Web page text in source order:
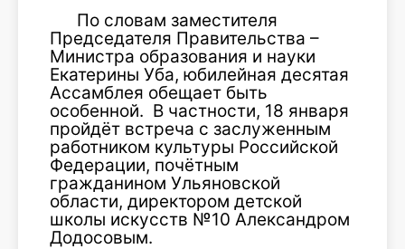
По словам заместителя
Председателя Правительства –
Министра образования и науки
Екатерины Уба, юбилейная десятая
Ассамблея обещает быть
особенной. В частности, 18 января
пройдёт встреча с заслуженным
работником культуры Российской
Федерации, почётным
гражданином Ульяновской
области, директором детской
школы искусств №10 Александром
Додосовым.